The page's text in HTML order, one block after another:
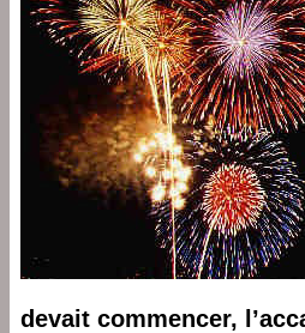
devait commencer,